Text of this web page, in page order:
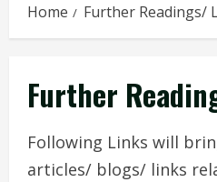
Home Further Readings/
Further
Following Links will
articles/ blogs/ links